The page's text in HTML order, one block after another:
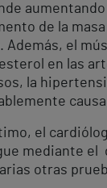
de la
Además, el
en las
la
causa
el
mediante el
otras